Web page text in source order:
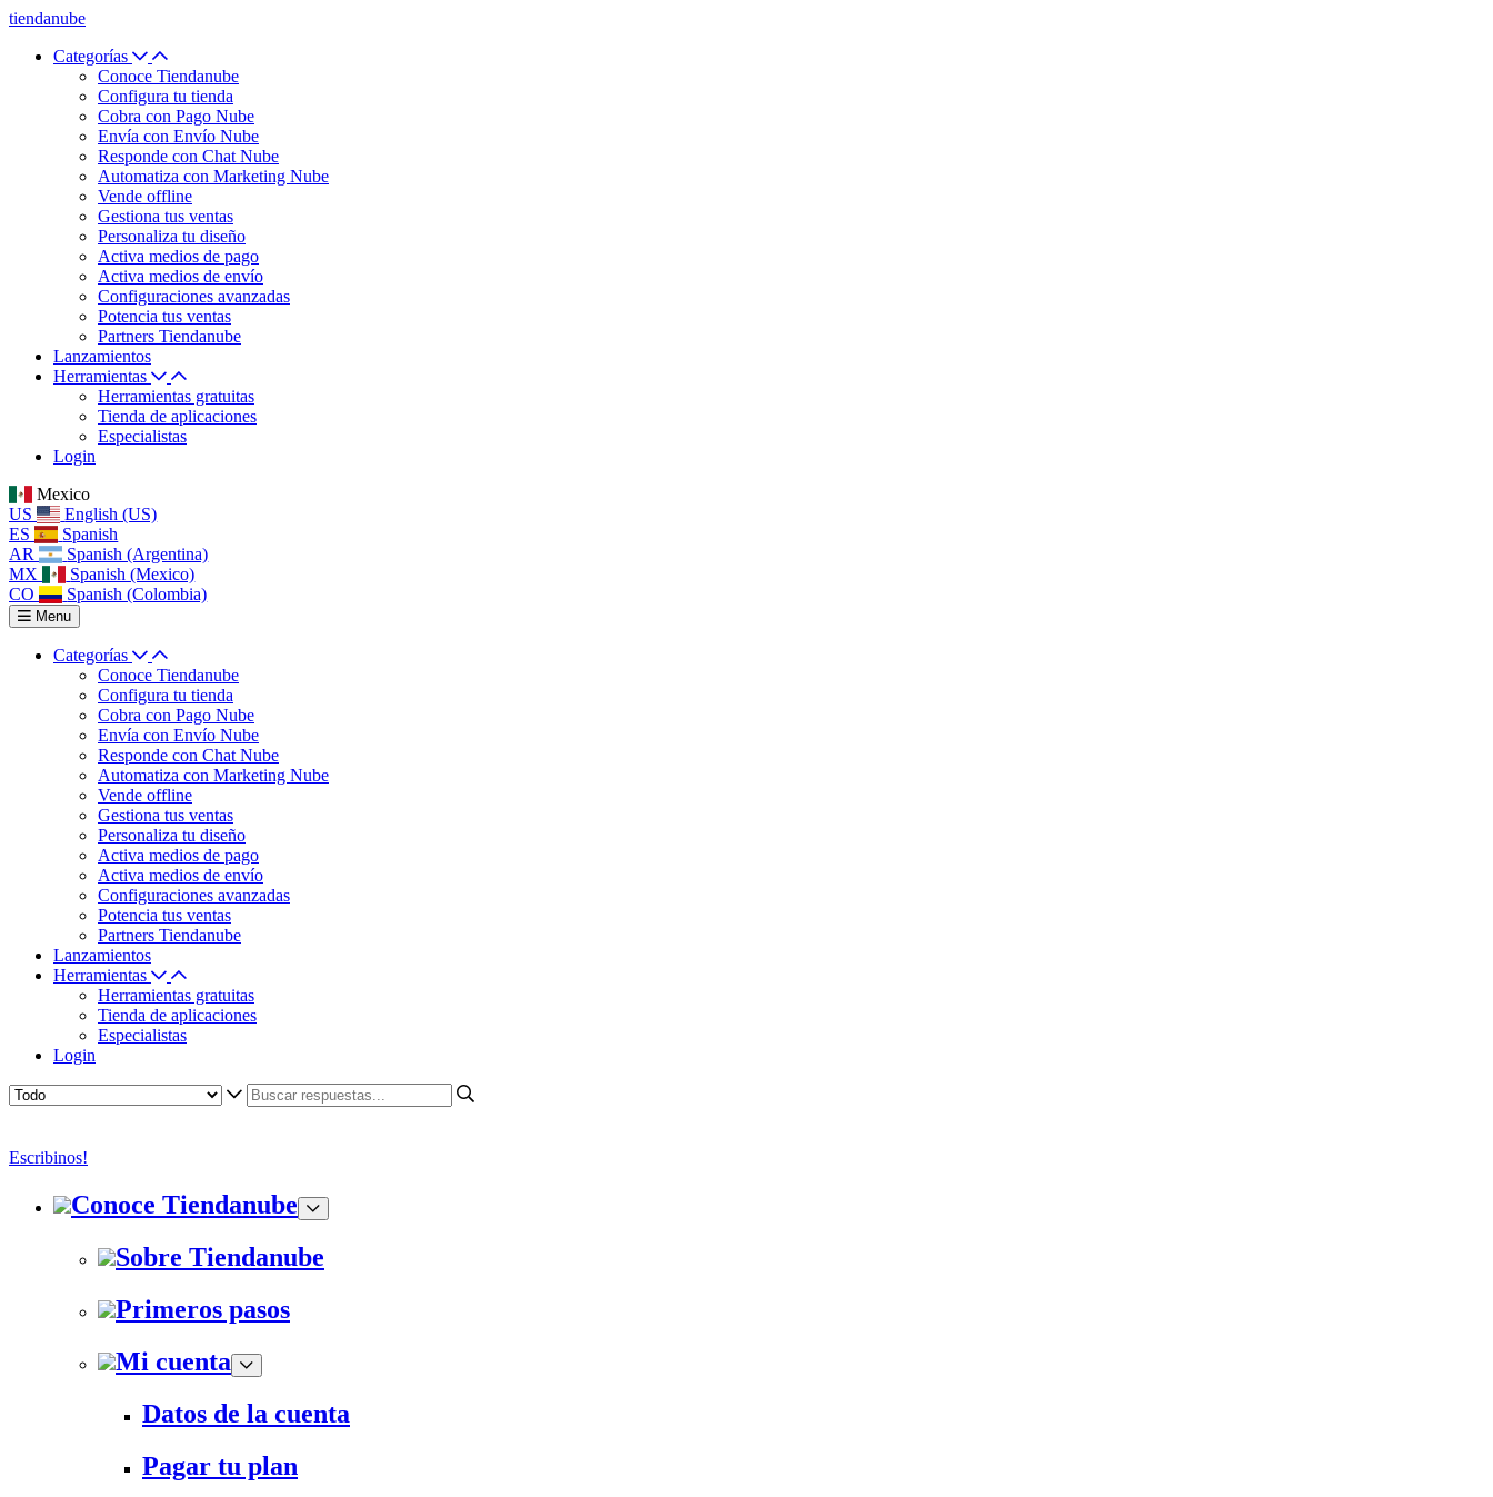
tiendanube
Categorías
Conoce Tiendanube
Configura tu tienda
Cobra con Pago Nube
Envía con Envío Nube
Responde con Chat Nube
Automatiza con Marketing Nube
Vende offline
Gestiona tus ventas
Personaliza tu diseño
Activa medios de pago
Activa medios de envío
Configuraciones avanzadas
Potencia tus ventas
Partners Tiendanube
Lanzamientos
Herramientas
Herramientas gratuitas
Tienda de aplicaciones
Especialistas
Login
Mexico
US
English (US)
ES
Spanish
AR
Spanish (Argentina)
MX
Spanish (Mexico)
CO
Spanish (Colombia)
Menu
Categorías
Conoce Tiendanube
Configura tu tienda
Cobra con Pago Nube
Envía con Envío Nube
Responde con Chat Nube
Automatiza con Marketing Nube
Vende offline
Gestiona tus ventas
Personaliza tu diseño
Activa medios de pago
Activa medios de envío
Configuraciones avanzadas
Potencia tus ventas
Partners Tiendanube
Lanzamientos
Herramientas
Herramientas gratuitas
Tienda de aplicaciones
Especialistas
Login
Escribinos!
Conoce Tiendanube
Sobre Tiendanube
Primeros pasos
Mi cuenta
Datos de la cuenta
Pagar tu plan